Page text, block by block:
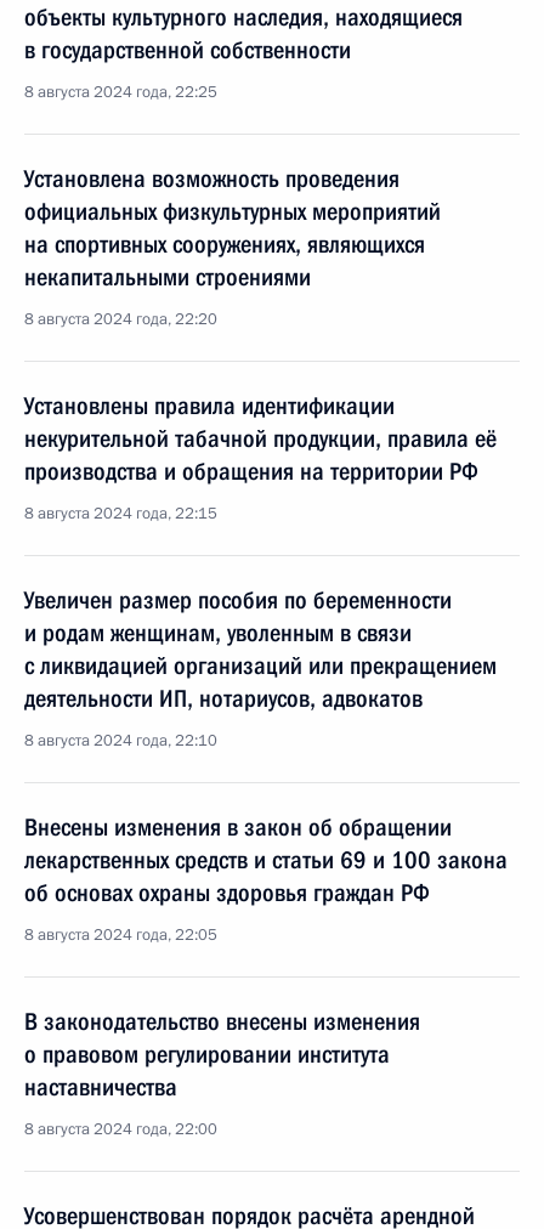
объекты культурного наследия, находящиеся
в государственной собственности
8 августа 2024 года, 22:25
Установлена возможность проведения
официальных физкультурных мероприятий
на спортивных сооружениях, являющихся
некапитальными строениями
8 августа 2024 года, 22:20
Установлены правила идентификации
некурительной табачной продукции, правила её
производства и обращения на территории РФ
8 августа 2024 года, 22:15
Увеличен размер пособия по беременности
и родам женщинам, уволенным в связи
с ликвидацией организаций или прекращением
деятельности ИП, нотариусов, адвокатов
8 августа 2024 года, 22:10
Внесены изменения в закон об обращении
лекарственных средств и статьи 69 и 100 закона
об основах охраны здоровья граждан РФ
8 августа 2024 года, 22:05
В законодательство внесены изменения
о правовом регулировании института
наставничества
8 августа 2024 года, 22:00
Усовершенствован порядок расчёта арендной